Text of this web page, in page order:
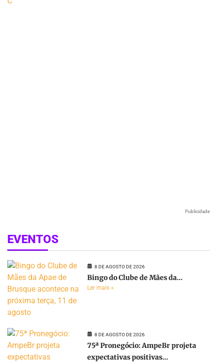
Publicidade
EVENTOS
8 DE AGOSTO DE 2026
Bingo do Clube de Mães da...
Ler mais »
8 DE AGOSTO DE 2026
75ª Pronegócio: AmpeBr projeta
expectativas positivas...